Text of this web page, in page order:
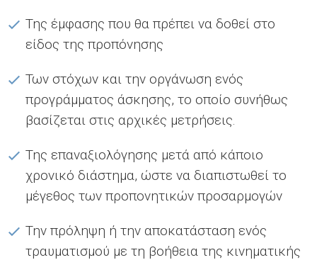
Της έμφασης που θα πρέπει να δοθεί στο
είδος της προπόνησης
Των στόχων και την οργάνωση ενός
προγράμματος άσκησης, το οποίο συνήθως
βασίζεται στις αρχικές μετρήσεις.
Της επαναξιολόγησης μετά από κάποιο
χρονικό διάστημα, ώστε να διαπιστωθεί το
μέγεθος των προπονητικών προσαρμογών
Την πρόληψη ή την αποκατάσταση ενός
τραυματισμού με τη βοήθεια της κινηματικής